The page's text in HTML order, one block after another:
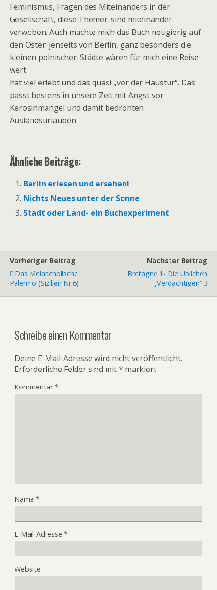
Feminismus, Fragen des Miteinanders in der
Gesellschaft, diese Themen sind miteinander
verwoben. Auch machte mich das Buch neugierig auf
den Osten jenseits von Berlin, ganz besonders die
kleinen polnischen Städte wären für mich eine Reise
wert.
hat viel erlebt und das quasi „vor der Haustür“. Das
passt bestens in unsere Zeit mit Angst vor
Kerosinmangel und damit bedrohten
Auslandsurlauben.
Ähnliche Beiträge:
Berlin erlesen und ersehen!
Nichts Neues unter der Sonne
Stadt oder Land- ein Buchexperiment
Vorheriger Beitrag
Das Melancholische
Palermo (Sizilien Nr.6)
Nächster Beitrag
Bretagne 1- Die Üblichen
„Verdächtigen“
Schreibe einen Kommentar
Deine E-Mail-Adresse wird nicht veröffentlicht.
Erforderliche Felder sind mit* markiert
Kommentar*
Name *
E-Mail-Adresse *
Website